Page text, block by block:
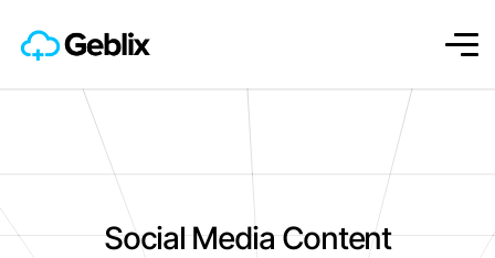
Social Media Content